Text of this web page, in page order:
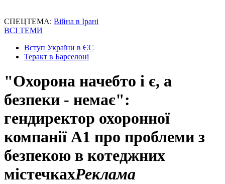
СПЕЦТЕМА: Війна в Ірані
ВСІ ТЕМИ
Вступ України в ЄС
Теракт в Барселоні
"Охорона начебто і є, а
безпеки - немає":
гендиректор охоронної
компанії А1 про проблеми з
безпекою в котеджних
містечкахРеклама